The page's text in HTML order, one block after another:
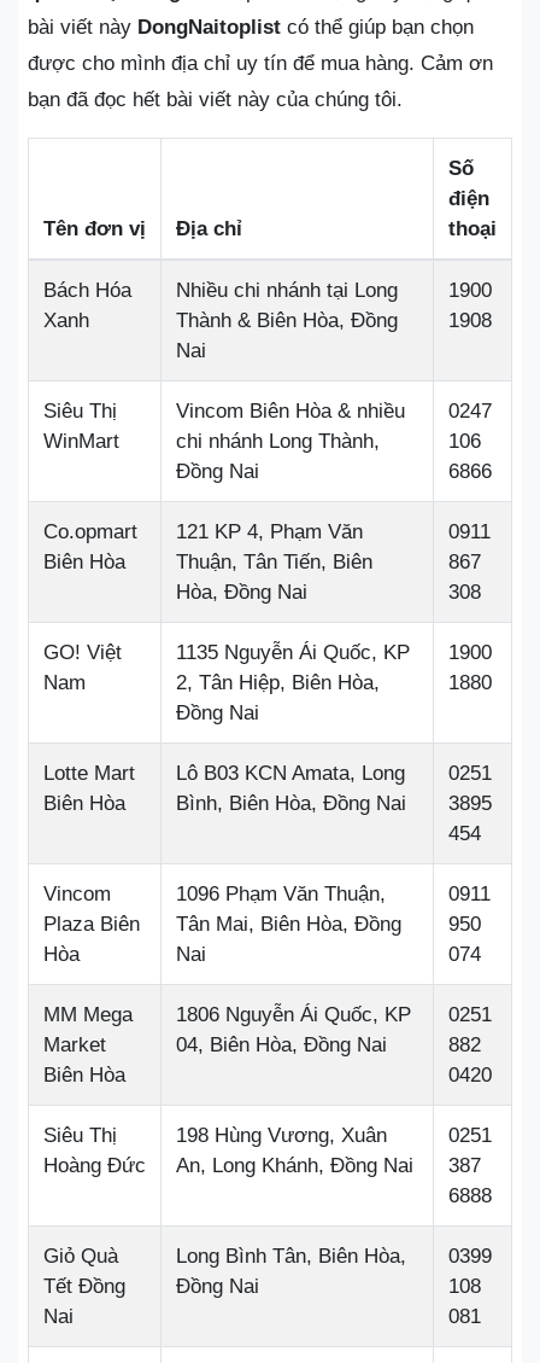
bài viết này DongNaitoplist có thể giúp bạn chọn
được cho mình địa chỉ uy tín để mua hàng. Cảm ơn
bạn đã đọc hết bài viết này của chúng tôi.
Tên đơn vị Địa chỉ
Số
điện
thoại
Bách Hóa
Xanh
Nhiều chi nhánh tại Long
Thành & Biên Hòa, Đồng
Nai
1900
1908
Siêu Thị
WinMart
Vincom Biên Hòa & nhiều
chi nhánh Long Thành,
Đồng Nai
0247
106
6866
Co.opmart
Biên Hòa
121 KP 4, Phạm Văn
Thuận, Tân Tiến, Biên
Hòa, Đồng Nai
0911
867
308
GO! Việt
Nam
1135 Nguyễn Ái Quốc, KP
2, Tân Hiệp, Biên Hòa,
Đồng Nai
1900
1880
Lotte Mart
Biên Hòa
Lô B03 KCN Amata, Long
Bình, Biên Hòa, Đồng Nai
0251
3895
454
Vincom
Plaza Biên
Hòa
1096 Phạm Văn Thuận,
Tân Mai, Biên Hòa, Đồng
Nai
0911
950
074
MM Mega
Market
Biên Hòa
1806 Nguyễn Ái Quốc, KP
04, Biên Hòa, Đồng Nai
0251
882
0420
Siêu Thị
Hoàng Đức
198 Hùng Vương, Xuân
An, Long Khánh, Đồng Nai
0251
387
6888
Giỏ Quà
Tết Đồng
Nai
Long Bình Tân, Biên Hòa,
Đồng Nai
0399
108
081